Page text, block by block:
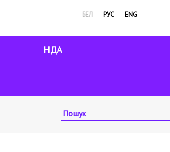
БЕЛ РУС ENG
НДА